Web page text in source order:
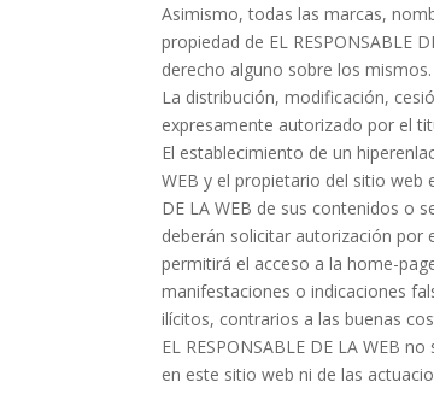
Asimismo, todas las marcas,
propiedad de EL RESPONSABLE
derecho alguno sobre los mismos.
La distribución, modificación,
expresamente autorizado por el
El establecimiento de un
WEB y el propietario del sitio web
DE LA WEB de sus contenidos o
deberán solicitar autorización por
permitirá el acceso a la home-
manifestaciones o indicaciones
ilícitos, contrarios a las buenas
EL RESPONSABLE DE LA WEB
en este sitio web ni de las